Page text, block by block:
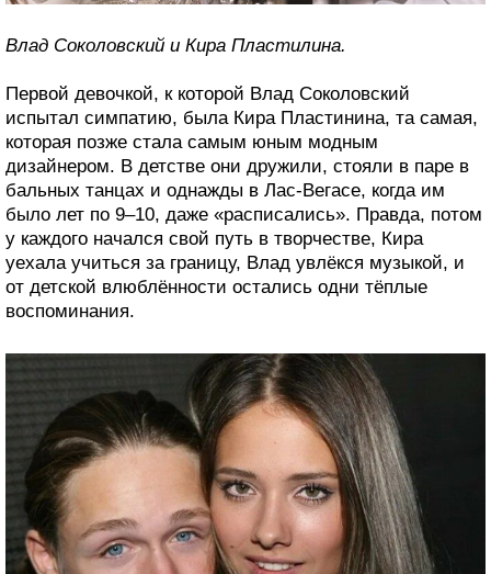
Влад Соколовский и Кира Пластилина.
Первой девочкой, к которой Влад Соколовский
испытал симпатию, была Кира Пластинина, та самая,
которая позже стала самым юным модным
дизайнером. В детстве они дружили, стояли в паре в
бальных танцах и однажды в Лас-Вегасе, когда им
было лет по 9–10, даже «расписались». Правда, потом
у каждого начался свой путь в творчестве, Кира
уехала учиться за границу, Влад увлёкся музыкой, и
от детской влюблённости остались одни тёплые
воспоминания.